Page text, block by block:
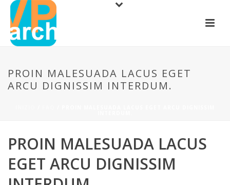
PROIN MALESUADA LACUS EGET
ARCU DIGNISSIM INTERDUM.
PROIN MALESUADA LACUS
EGET ARCU DIGNISSIM